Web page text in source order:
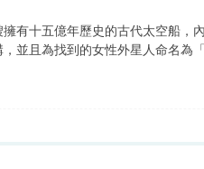
有十五億年歷史的古代太空船，
並且為找到的女性外星人命名為